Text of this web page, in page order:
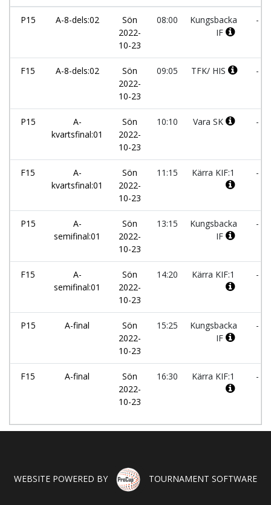
P15 A-8-dels:02
Sön
2022-
10-23
08:00
Kungsbacka
IF
-
F15 A-8-dels:02
Sön
2022-
10-23
09:05 TFK/ HIS -
P15
A-
kvartsfinal:01
Sön
2022-
10-23
10:10 Vara SK -
F15
A-
kvartsfinal:01
Sön
2022-
10-23
11:15 Kärra KIF:1 -
P15
A-
semifinal:01
Sön
2022-
10-23
13:15
Kungsbacka
IF
-
F15
A-
semifinal:01
Sön
2022-
10-23
14:20 Kärra KIF:1 -
P15 A-final
Sön
2022-
10-23
15:25
Kungsbacka
IF
-
F15 A-final
Sön
2022-
10-23
16:30 Kärra KIF:1 -
WEBSITE POWERED BY TOURNAMENT SOFTWARE